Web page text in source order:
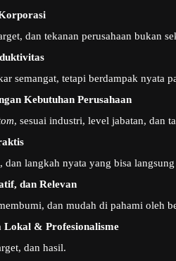
dan tekanan perusahaan bukan
semangat, tetapi berdampak nyata
Kebutuhan Perusahaan
, sesuai industri, level jabatan, dan
dan langkah nyata yang bisa
dan Relevan
dan mudah di pahami oleh
& Profesionalisme
dan hasil.